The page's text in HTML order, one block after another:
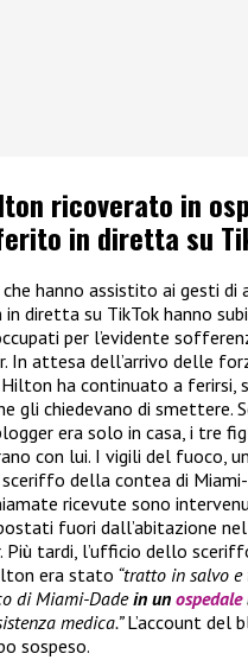
ricoverato in
in diretta su
hanno assistito ai gesti di
diretta su TikTok hanno
per l’evidente
In attesa dell’arrivo delle
Hilton ha continuato a ferirsi,
gli chiedevano di smettere.
era solo in casa, i tre
con lui. I vigili del fuoco,
della contea di
ricevute sono
fuori dall’abitazione
Più tardi, l’ufficio dello
era stato “tratto in salvo
di Miami-Dadein un ospedale
medica.”L’account del
sospeso.